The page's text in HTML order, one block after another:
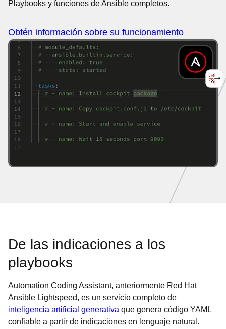
Playbooks y funciones de Ansible completos.
Obtén información sobre su funcionamiento
De las indicaciones a los
playbooks
Automation Coding Assistant, anteriormente Red Hat
Ansible Lightspeed, es un servicio completo de
inteligencia artificial generativa que genera código YAML
confiable a partir de indicaciones en lenguaje natural.